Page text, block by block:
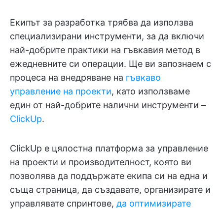
Екипът за разработка трябва да използва
специализирани инструменти, за да включи
най-добрите практики на гъвкавия метод в
ежедневните си операции. Ще ви запознаем с
процеса на внедряване на гъвкаво
управление на проекти, като използваме
един от най-добрите налични инструменти –
ClickUp.
ClickUp е цялостна платформа за управление
на проекти и производителност, която ви
позволява да поддържате екипа си на една и
съща страница, да създавате, организирате и
управлявате спринтове, да оптимизирате